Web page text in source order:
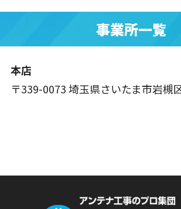
事業所一覧
本店
〒339-0073 埼玉県さいたま市岩槻